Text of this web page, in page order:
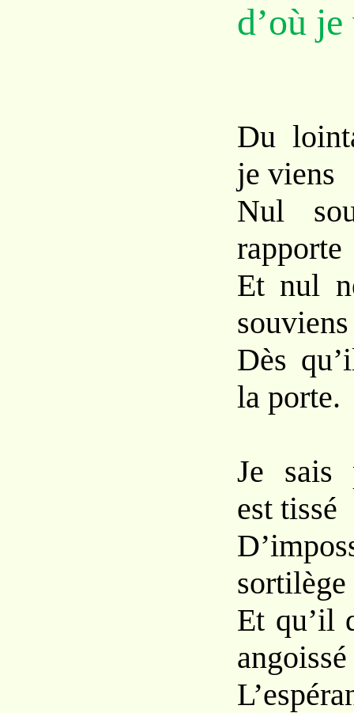
d’où
Du
je viens
Nul
rapporte
Et nul
Dès
la porte.
Je sais
est tissé
sortilège
Et qu’il
angoissé